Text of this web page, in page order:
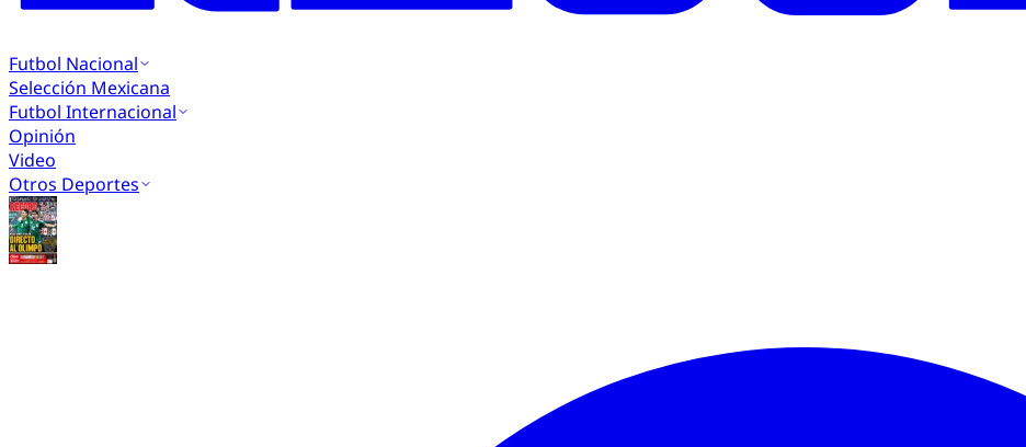
Futbol Nacional
Selección Mexicana
Futbol Internacional
Opinión
Video
Otros Deportes